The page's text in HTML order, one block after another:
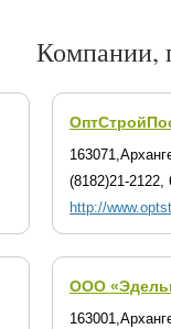
Компании,
(8182)21-2122,
http://
завода
ООО